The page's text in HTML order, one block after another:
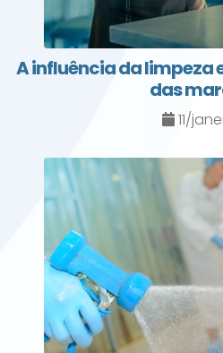
A influência da limpeza
das
11/